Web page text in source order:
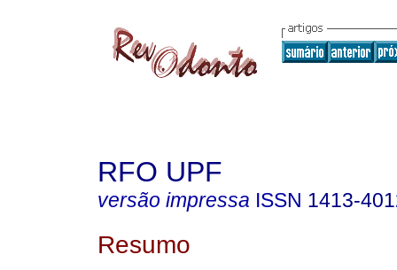
RFO UPF
versão impressa ISSN 1413-
Resumo